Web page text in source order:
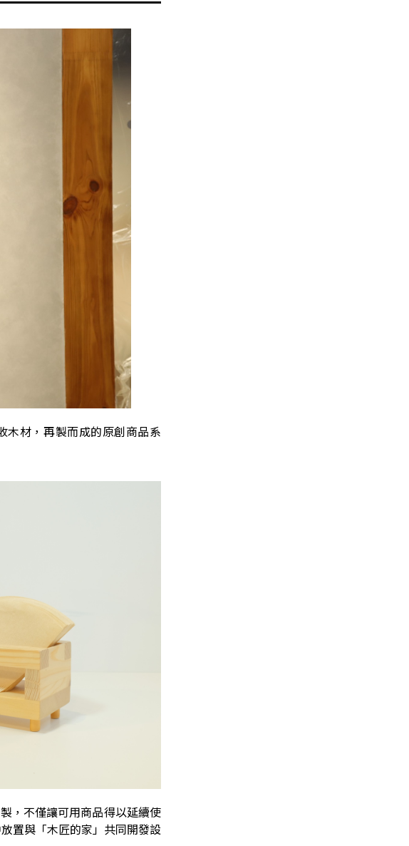
木材，再製而成的原創商品系
，不僅讓可用商品得以延續使
置與「木匠的家」共同開發設